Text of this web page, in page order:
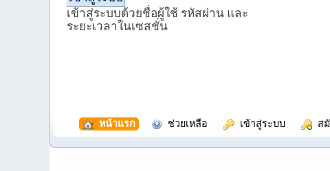
เข้าสู่ระบบด้วยชื่อผู้ใช้ รหัสผ่าน และ
ระยะเวลาในเซสชั่น
หน้าแรก ช่วยเหลือ เข้าสู่ระบบ ส